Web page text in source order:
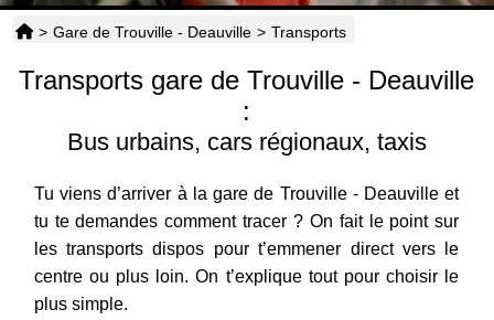
Transports
> Gare de Trouville - Deauville > Transports
Transports gare de Trouville - Deauville
:
Bus urbains, cars régionaux, taxis
Tu viens d’arriver à la gare de Trouville - Deauville et
tu te demandes comment tracer ? On fait le point sur
les transports dispos pour t’emmener direct vers le
centre ou plus loin. On t’explique tout pour choisir le
plus simple.